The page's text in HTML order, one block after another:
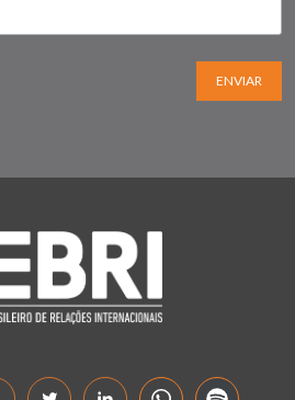
ENVIAR